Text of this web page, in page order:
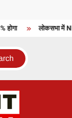
लोकसभा में